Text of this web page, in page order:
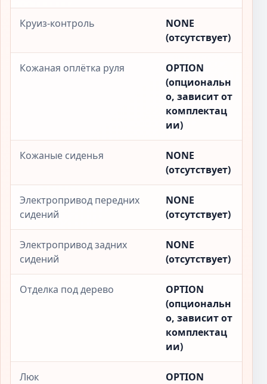
Круиз-контроль
NONE
(отсутствует)
Кожаная оплётка руля
OPTION
(опциональн
о, зависит от
комплектац
ии)
Кожаные сиденья
NONE
(отсутствует)
Электропривод передних
сидений
NONE
(отсутствует)
Электропривод задних
сидений
NONE
(отсутствует)
Отделка под дерево
OPTION
(опциональн
о, зависит от
комплектац
ии)
Люк
OPTION